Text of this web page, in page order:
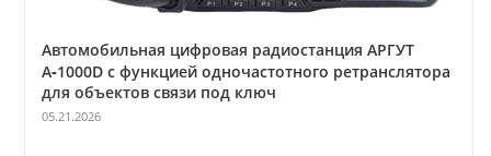
Автомобильная цифровая радиостанция АРГУТ
А‑1000D с функцией одночастотного ретранслятора
для объектов связи под ключ
05.21.2026